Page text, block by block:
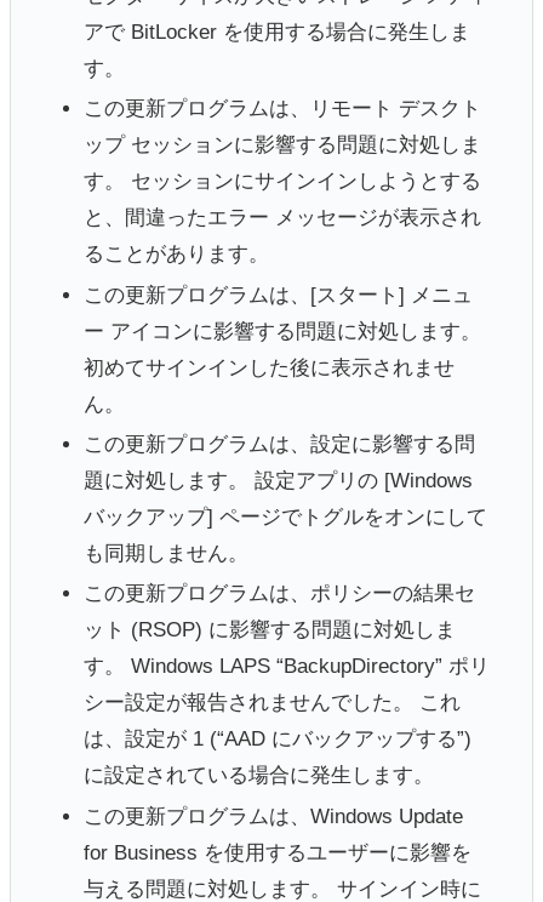
アで BitLocker を使用する場合に発生しま
す。
この更新プログラムは、リモート デスクト
ップ セッションに影響する問題に対処しま
す。 セッションにサインインしようとする
と、間違ったエラー メッセージが表示され
ることがあります。
この更新プログラムは、[スタート] メニュ
ー アイコンに影響する問題に対処します。
初めてサインインした後に表示されませ
ん。
この更新プログラムは、設定に影響する問
題に対処します。 設定アプリの [Windows
バックアップ] ページでトグルをオンにして
も同期しません。
この更新プログラムは、ポリシーの結果セ
ット (RSOP) に影響する問題に対処しま
す。 Windows LAPS “BackupDirectory” ポリ
シー設定が報告されませんでした。 これ
は、設定が 1 (“AAD にバックアップする”)
に設定されている場合に発生します。
この更新プログラムは、Windows Update
for Business を使用するユーザーに影響を
与える問題に対処します。 サインイン時に